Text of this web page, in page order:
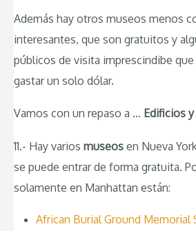
Además hay otros museos menos
interesantes, que son gratuitos y
públicos de visita imprescindibe
gastar un solo dólar.
Vamos con un repaso a … Edificios
11.- Hay varios museos en Nueva
se puede entrar de forma gratuita.
solamente en Manhattan están:
African Burial Ground Memorial